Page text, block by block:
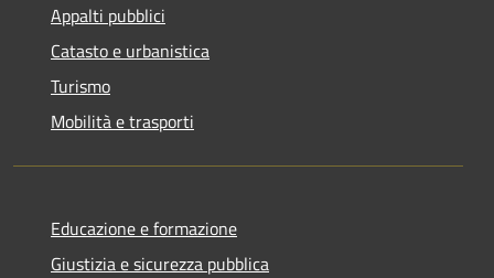
Appalti pubblici
Catasto e urbanistica
Turismo
Mobilità e trasporti
Educazione e formazione
Giustizia e sicurezza pubblica